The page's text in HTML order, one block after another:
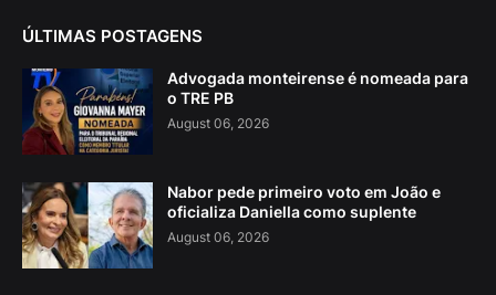
ÚLTIMAS POSTAGENS
Advogada monteirense é nomeada para
o TRE PB
August 06, 2026
Nabor pede primeiro voto em João e
oficializa Daniella como suplente
August 06, 2026